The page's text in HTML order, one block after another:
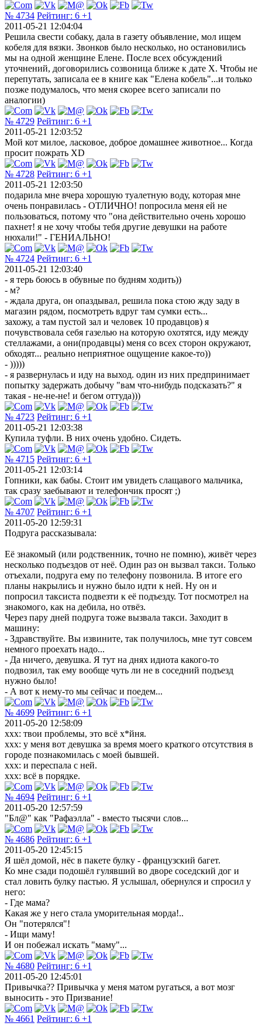
№ 4734 Рейтинг: 6 +1
2011-05-21 12:04:04
Решила свести собаку, дала в газету объявление, мол ищем
кобеля для вязки. Звонков было несколько, но остановились
мы на одной женщине Елене. После всех обсуждений
уточнений, договорились созвоница ближе к дате Х. Чтобы не
перепутать, записала ее в книге как "Елена кобель"...и только
позже подумалось, что меня скорее всего записали по
аналогии)
№ 4729 Рейтинг: 6 +1
2011-05-21 12:03:52
Мой кот милое, ласковое, доброе домашнее животное... Когда
просит пожрать ХD
№ 4728 Рейтинг: 6 +1
2011-05-21 12:03:50
подарила мне вчера хорошую туалетную воду, которая мне
очень понравилась - ОТЛИЧНО! попросила меня ей не
пользоваться, потому что "она действительно очень хорошо
пахнет! я не хочу чтобы тебя другие девушки на работе
нюхали!" - ГЕНИАЛЬНО!
№ 4724 Рейтинг: 6 +1
2011-05-21 12:03:40
- я терь боюсь в обувные по будням ходить))
- м?
- ждала друга, он опаздывал, решила пока стою жду заду в
магазин рядом, посмотреть вдруг там сумки есть...
захожу, а там пустой зал и человек 10 продавцов) я
почувствовала себя газелью на которую охотятся, иду между
стеллажами, а они(продавцы) меня со всех сторон окружают,
обходят... реально неприятное ощущение какое-то))
- )))))
- я развернулась и иду на выход. один из них предпринимает
попытку задержать добычу "вам что-нибудь подсказать?" я
такая - не-не-не! и бегом оттуда)))
№ 4723 Рейтинг: 6 +1
2011-05-21 12:03:38
Купила туфли. В них очень удобно. Сидеть.
№ 4715 Рейтинг: 6 +1
2011-05-21 12:03:14
Гопники, как бабы. Стоит им увидеть слащавого мальчика,
так сразу заебывают и телефончик просят ;)
№ 4707 Рейтинг: 6 +1
2011-05-20 12:59:31
Подруга рассказывала:
Её знакомый (или родственник, точно не помню), живёт через
несколько подъездов от неё. Один раз он вызвал такси. Только
отъехали, подруга ему по телефону позвонила. В итоге его
планы накрылись и нужно было идти к ней. Ну он и
попросил таксиста подвезти к её подъезду. Тот посмотрел на
знакомого, как на дебила, но отвёз.
Через пару дней подруга тоже вызвала такси. Заходит в
машину:
- Здравствуйте. Вы извините, так получилось, мне тут совсем
немного проехать надо...
- Да ничего, девушка. Я тут на днях идиота какого-то
подвозил, так ему вообще чуть ли не в соседний подъезд
нужно было!
- А вот к нему-то мы сейчас и поедем...
№ 4699 Рейтинг: 6 +1
2011-05-20 12:58:09
ххх: твои проблемы, это всё х*йня.
ххх: у меня вот девушка за время моего краткого отсутствия в
городе познакомилась с моей бывшей.
ххх: и переспала с ней.
ххх: всё в порядке.
№ 4694 Рейтинг: 6 +1
2011-05-20 12:57:59
"Бл@" как "Рафаэлла" - вместо тысячи слов...
№ 4686 Рейтинг: 6 +1
2011-05-20 12:45:15
Я шёл домой, нёс в пакете булку - французский багет.
Ко мне сзади подошёл гулявший во дворе соседский дог и
стал ловить булку пастью. Я услышал, обернулся и спросил у
него:
- Где мама?
Какая же у него стала уморительная морда!..
Он "потерялся"!
- Ищи маму!
И он побежал искать "маму"...
№ 4680 Рейтинг: 6 +1
2011-05-20 12:45:01
Привычка?? Привычка у меня матом ругаться, а вот мозг
выносить - это Призвание!
№ 4661 Рейтинг: 6 +1